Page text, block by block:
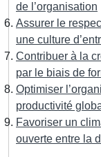
de l’organisation
Assurer le
une culture
Contribuer à la
par le biais de
Optimiser
productivité
Favoriser un
ouverte entre la